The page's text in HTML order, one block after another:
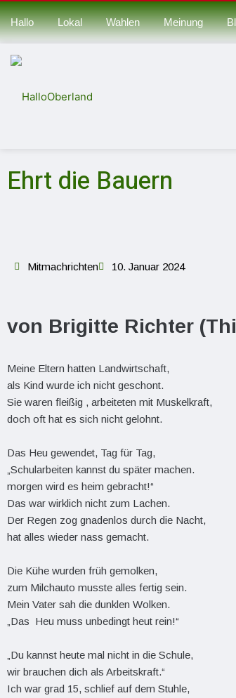
Hallo Lokal Wahlen Meinung
Ehrt die Bauern
Mitmachrichten 10. Januar 2024
von Brigitte Richter
Meine Eltern hatten Landwirtschaft,
als Kind wurde ich nicht geschont.
Sie waren fleißig , arbeiteten mit Muskelkraft,
doch oft hat es sich nicht gelohnt.
Das Heu gewendet, Tag für Tag,
„Schularbeiten kannst du später machen.
morgen wird es heim gebracht!“
Das war wirklich nicht zum Lachen.
Der Regen zog gnadenlos durch die Nacht,
hat alles wieder nass gemacht.
Die Kühe wurden früh gemolken,
zum Milchauto musste alles fertig sein.
Mein Vater sah die dunklen Wolken.
„Das Heu muss unbedingt heut rein!“
„Du kannst heute mal nicht in die Schule,
wir brauchen dich als Arbeitskraft.“
Ich war grad 15, schlief auf dem Stuhle,